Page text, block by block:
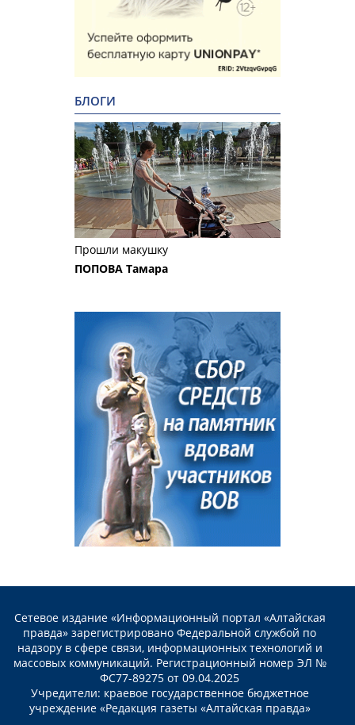
БЛОГИ
Прошли макушку
ПОПОВА Тамара
Сетевое издание «Информационный портал «Алтайская
правда» зарегистрировано Федеральной службой по
надзору в сфере связи, информационных технологий и
массовых коммуникаций. Регистрационный номер ЭЛ №
ФС77-89275 от 09.04.2025
Учредители: краевое государственное бюджетное
учреждение «Редакция газеты «Алтайская правда»